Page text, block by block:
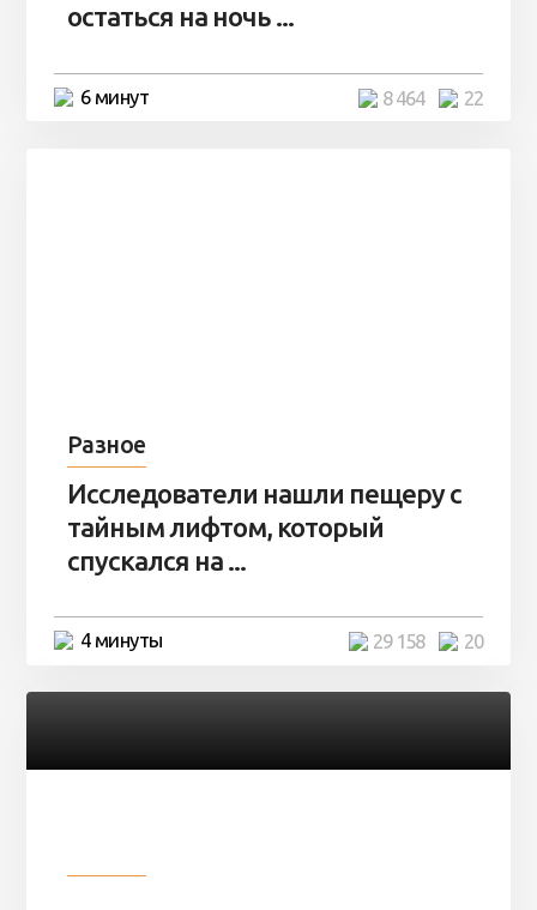
остаться на ночь ...
6 минут 22
8 464
Разное
Исследователи нашли пещеру с
тайным лифтом, который
спускался на ...
4 минуты 20
29 158